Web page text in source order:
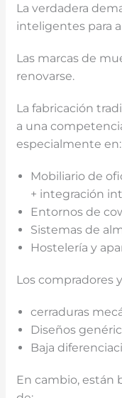
La verdadera
inteligentes para
Las marcas de
renovarse.
La fabricación
a una
especialmente en:
Mobiliario de
+ integración
Entornos de
Sistemas de
Hostelería y
Los compradores
cerraduras
Diseños
Baja
En cambio, están